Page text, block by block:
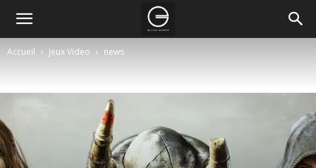
Accueil Jeux Video news